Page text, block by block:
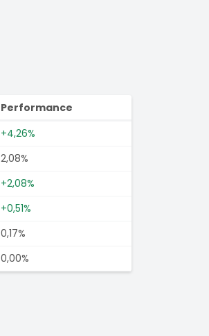
Performance
+4,26%
2,08%
+2,08%
+0,51%
0,17%
0,00%